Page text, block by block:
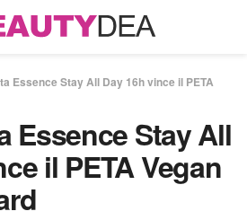
Essence Stay All Day 16h vince il PETA
Essence Stay All
il PETA Vegan